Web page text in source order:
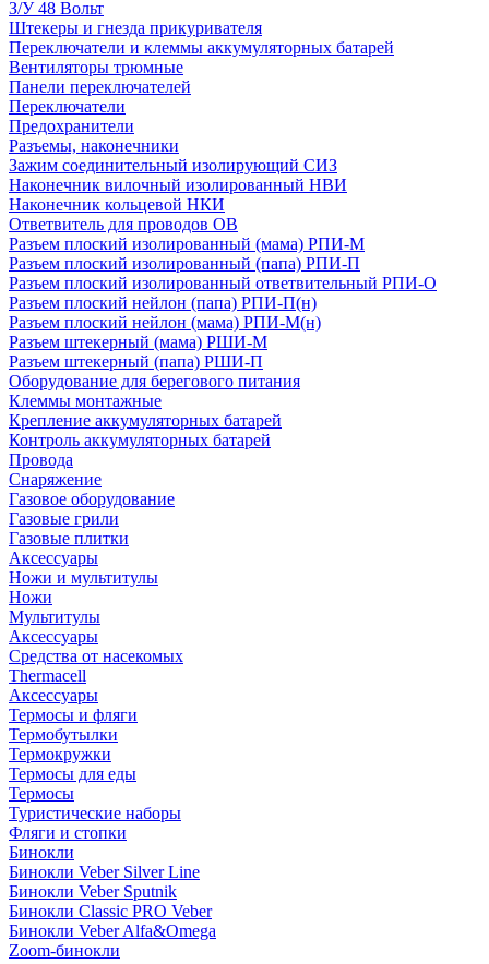
З/У 48 Вольт
Штекеры и гнезда прикуривателя
Переключатели и клеммы аккумуляторных батарей
Вентиляторы трюмные
Панели переключателей
Переключатели
Предохранители
Разъемы, наконечники
Зажим соединительный изолирующий СИЗ
Наконечник вилочный изолированный НВИ
Наконечник кольцевой НКИ
Ответвитель для проводов ОВ
Разъем плоский изолированный (мама) РПИ-М
Разъем плоский изолированный (папа) РПИ-П
Разъем плоский изолированный ответвительный РПИ-О
Разъем плоский нейлон (папа) РПИ-П(н)
Разъем плоский нейлон (мама) РПИ-М(н)
Разъем штекерный (мама) РШИ-М
Разъем штекерный (папа) РШИ-П
Оборудование для берегового питания
Клеммы монтажные
Крепление аккумуляторных батарей
Контроль аккумуляторных батарей
Провода
Снаряжение
Газовое оборудование
Газовые грили
Газовые плитки
Аксессуары
Ножи и мультитулы
Ножи
Мультитулы
Аксессуары
Средства от насекомых
Thermacell
Аксессуары
Термосы и фляги
Термобутылки
Термокружки
Термосы для еды
Термосы
Туристические наборы
Фляги и стопки
Бинокли
Бинокли Veber Silver Line
Бинокли Veber Sputnik
Бинокли Classic PRO Veber
Бинокли Veber Alfa&Omega
Zoom-бинокли